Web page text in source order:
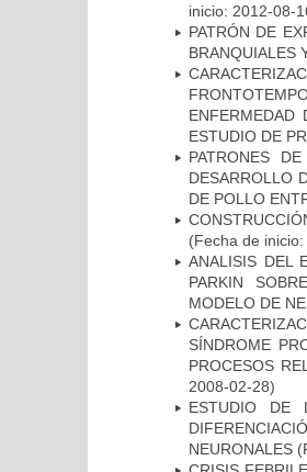
inicio: 2012-08-
PATRÓN DE
BRANQUIALES
ENFERMEDAD
ESTUDIO DE
PATRONES
DESARROLLO
DE POLLO
(Fecha de
ANALISIS DEL
PARKIN
MODELO DE
SÍNDROME
PROCESOS
2008-02-28)
ESTUDIO DE
NEURONALES